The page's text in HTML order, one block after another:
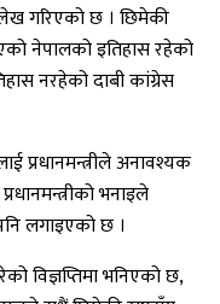
गरिएको छ । छिमेकी
नेपालको इतिहास रहेको
नरहेको दाबी कांग्रेस
प्रधानमन्त्रीले अनावश्यक
भनाइले
लगाइएको छ ।
विज्ञप्तिमा भनिएको छ,